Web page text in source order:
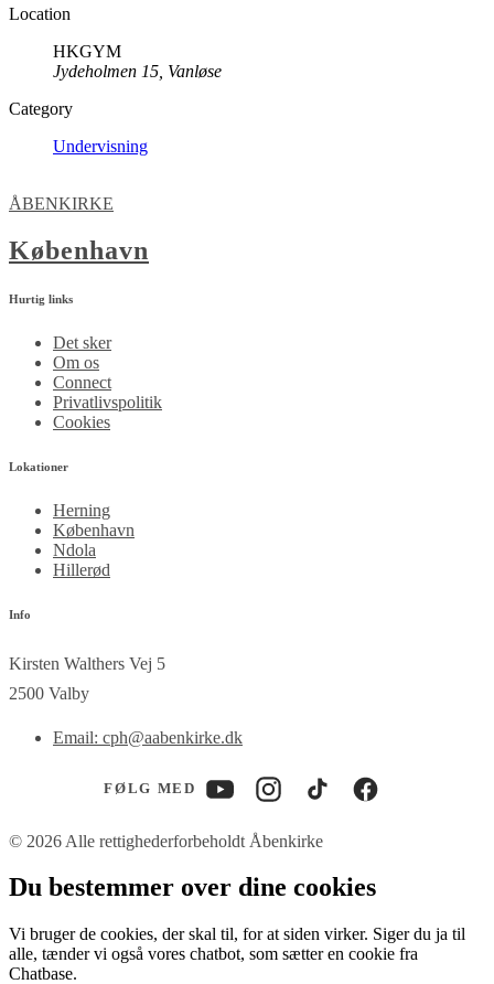
Location
HKGYM
Jydeholmen 15, Vanløse
Category
Undervisning
ÅBENKIRKE
København
Hurtig links
Det sker
Om os
Connect
Privatlivspolitik
Cookies
Lokationer
Herning
København
Ndola
Hillerød
Info
Kirsten Walthers Vej 5
2500 Valby
Email: cph@aabenkirke.dk
FØLG MED YouTubeInstagramTikTokFacebook
© 2026 Alle rettighederforbeholdt Åbenkirke
Du bestemmer over dine cookies
Vi bruger de cookies, der skal til, for at siden virker. Siger du ja til
alle, tænder vi også vores chatbot, som sætter en cookie fra
Chatbase.